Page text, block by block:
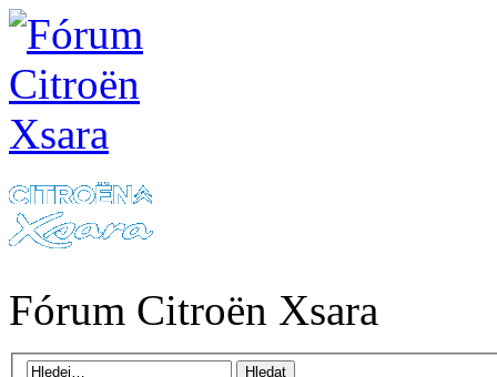
Fórum Citroën Xsara